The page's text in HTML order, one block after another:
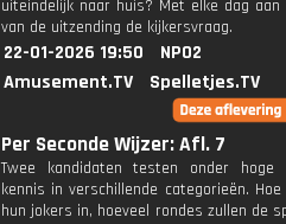
uiteindelijk naar huis? Met elke dag
van de uitzending de kijkersvraag.
22-01-2026 19:50
NPO2
Amusement.TV
Spelletjes.TV
Per Seconde Wijzer: Afl. 7
Twee kandidaten testen onder hoge
kennis in verschillende categorieën.
hun jokers in, hoeveel rondes zullen de